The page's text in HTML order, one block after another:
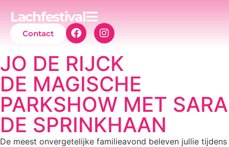
Lachfestival
Contact
JO DE RIJCK
DE MAGISCHE
PARKSHOW MET SARA
DE SPRINKHAAN
De meest onvergetelijke familieavond beleven jullie tijdens